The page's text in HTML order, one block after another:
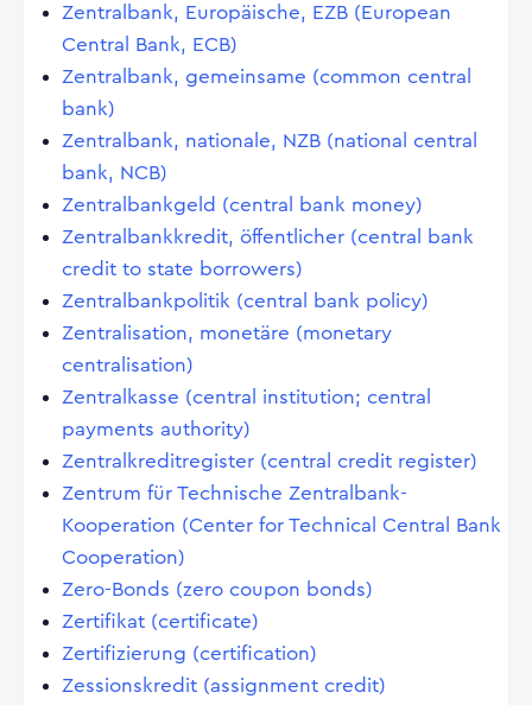
Zentralbank, Europäische, EZB (European
Central Bank, ECB)
Zentralbank, gemeinsame (common central
bank)
Zentralbank, nationale, NZB (national central
bank, NCB)
Zentralbankgeld (central bank money)
Zentralbankkredit, öffentlicher (central bank
credit to state borrowers)
Zentralbankpolitik (central bank policy)
Zentralisation, monetäre (monetary
centralisation)
Zentralkasse (central institution; central
payments authority)
Zentralkreditregister (central credit register)
Zentrum für Technische Zentralbank-
Kooperation (Center for Technical Central Bank
Cooperation)
Zero-Bonds (zero coupon bonds)
Zertifikat (certificate)
Zertifizierung (certification)
Zessionskredit (assignment credit)